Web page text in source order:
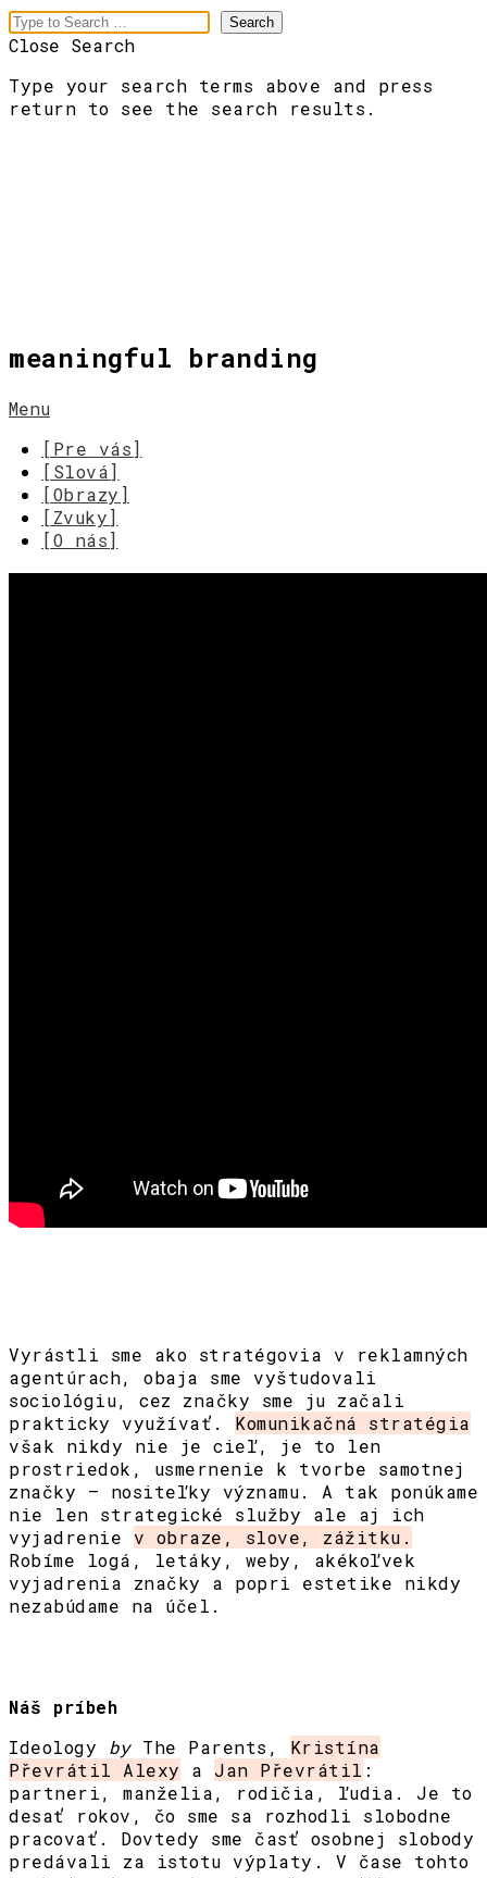
Close Search
Type your search terms above and press
return to see the search results.
meaningful branding
Menu
[Pre vás]
[Slová]
[Obrazy]
[Zvuky]
[O nás]
Vyrástli sme ako stratégovia v reklamných
agentúrach, obaja sme vyštudovali
sociológiu, cez značky sme ju začali
prakticky využívať. Komunikačná stratégia
však nikdy nie je cieľ, je to len
prostriedok, usmernenie k tvorbe samotnej
značky – nositeľky významu. A tak ponúkame
nie len strategické služby ale aj ich
vyjadrenie v obraze, slove, zážitku.
Robíme logá, letáky, weby, akékoľvek
vyjadrenia značky a popri estetike nikdy
nezabúdame na účel.
Náš príbeh
Ideology byThe Parents, Kristína
Převrátil Alexy a Jan Převrátil :
partneri, manželia, rodičia, ľudia. Je to
desať rokov, čo sme sa rozhodli slobodne
pracovať. Dovtedy sme časť osobnej slobody
predávali za istotu výplaty. V čase tohto